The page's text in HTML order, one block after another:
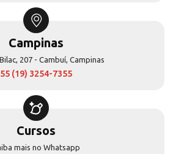
Campinas
207 - Cambuí, Campinas
55 (19) 3254-7355
Cursos
mais no Whatsapp